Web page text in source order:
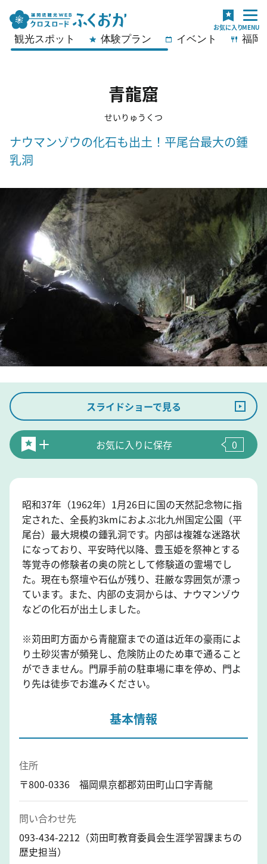
観光スポット 体験プラン イベント 福岡
青龍窟
せいりゅうくつ
ナウマンゾウの化石も出土！平尾台最大の鍾
乳洞
スライドショーで見る
お気に入りに保存 0
昭和37年（1962年）1月26日に国の天然記念物に指
定された、全長約3kmにおよぶ北九州国定公園（平
尾台）最大規模の鍾乳洞です。内部は複雑な迷路状
になっており、平安時代以降、豊玉姫を祭神とする
等覚寺の修験者の奥の院として修験道の霊場でし
た。現在も祭壇や石仏が残り、荘厳な雰囲気が漂っ
ています。また、内部の支洞からは、ナウマンゾウ
などの化石が出土しました。
※苅田町方面から青龍窟までの道は近年の豪雨によ
り土砂災害が頻発し、危険防止のため車で通ること
ができません。門扉手前の駐車場に車を停め、門よ
り先は徒歩でお進みください。
基本情報
住所
〒800-0336 福岡県京都郡苅田町山口字青龍
問い合わせ先
093-434-2212（苅田町教育委員会生涯学習課まちの
歴史担当）